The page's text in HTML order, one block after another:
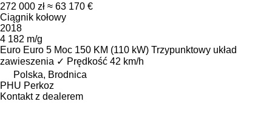
272 000 zł ≈ 63 170 €
Ciągnik kołowy
2018
4 182 m/g
Euro Euro 5 Moc 150 KM (110 kW) Trzypunktowy układ
zawieszenia ✓ Prędkość 42 km/h
Polska, Brodnica
PHU Perkoz
Kontakt z dealerem